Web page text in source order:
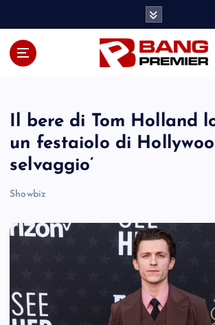
Il bere di Tom Holland
un festaiolo di
selvaggio’
Showbiz